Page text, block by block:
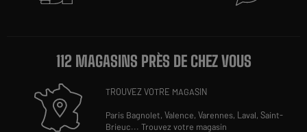
112 MAGASINS PRÈS DE CHEZ VOUS
TROUVEZ VOTRE MAGASIN
Paris Bagnolet,Valence,Varennes, Laval,Saint-
Brieuc...Trouvez votre magasin